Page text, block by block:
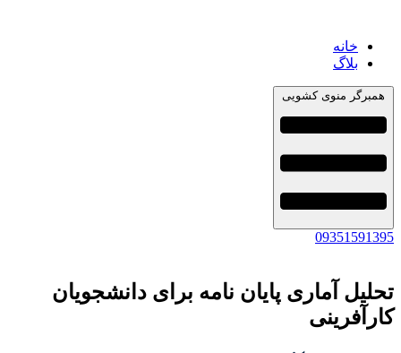
خانه
بلاگ
همبرگر منوی کشویی
09351591395
تحلیل آماری پایان نامه برای دانشجویان
کارآفرینی